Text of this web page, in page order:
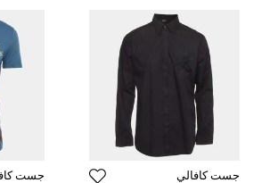
جست كافالي جست